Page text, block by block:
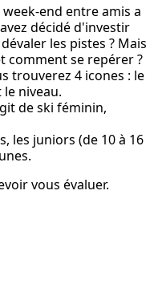
end entre amis a
décidé d'investir
les pistes ? Mais
comment se repérer ?
trouverez 4 icones : le
niveau.
de ski féminin,
les juniors (de 10 à 16
vous évaluer.